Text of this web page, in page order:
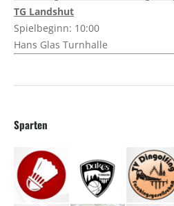
TG Landshut
Spielbeginn: 10:00
Hans Glas Turnhalle
Sparten